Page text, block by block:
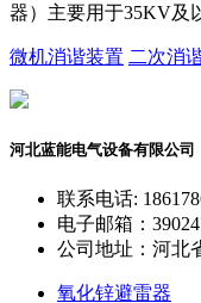
器）主要用于35KV及
微机消谐装置 二次消
河北蓝能电气设备有限公司
联系电话:
电子邮箱：
公司地址：河北
氧化锌避雷器